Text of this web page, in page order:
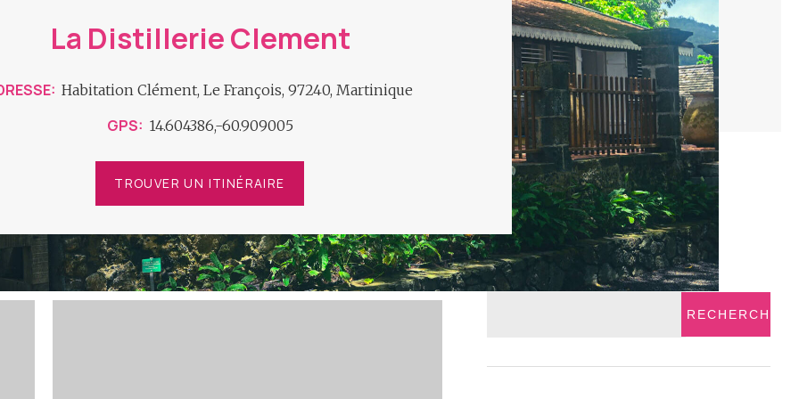
La Distillerie Clement
Habitation Clément, Le François, 97240, Martinique
GPS 14.604386,-60.909005
TROUVER UN ITINÉRAIRE
RECHERCHER